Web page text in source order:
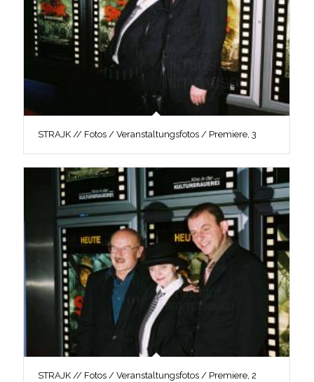
STRAJK // Fotos / Veranstaltungsfotos / Premiere, 3
STRAJK // Fotos / Veranstaltungsfotos / Premiere, 2